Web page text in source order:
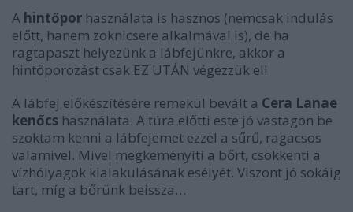
A hintőpor használata is hasznos (nemcsak indulás
előtt, hanem zoknicsere alkalmával is), de ha
ragtapaszt helyezünk a lábfejünkre, akkor a
hintőporozást csak EZ UTÁN végezzük el!
A lábfej előkészítésére remekül bevált a Cera Lanae
kenőcs használata. A túra előtti este jó vastagon be
szoktam kenni a lábfejemet ezzel a sűrű, ragacsos
valamivel. Mivel megkeményíti a bőrt, csökkenti a
vízhólyagok kialakulásának esélyét. Viszont jó sokáig
tart, míg a bőrünk beissza…